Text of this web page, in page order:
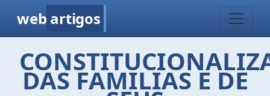
web artigos
DAS FAMILIAS E DE